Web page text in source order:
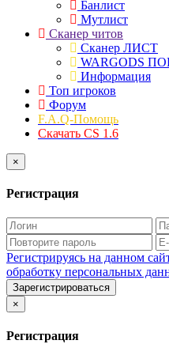
Банлист
Мутлист
Cканер читов
Cканер ЛИСТ
WARGODS
Информация
Топ игроков
Форум
F.A.Q-Помощь
Скачать CS 1.6
×
Регистрация
Регистрируясь на данном
обработку персональных
Зарегистрироваться
×
Регистрация